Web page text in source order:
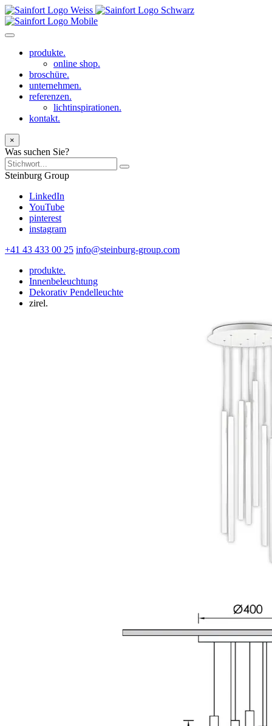
produkte.
online shop.
broschüre.
unternehmen.
referenzen.
lichtinspirationen.
kontakt.
×
Was suchen Sie?
Steinburg Group
LinkedIn
YouTube
pinterest
instagram
+41 43 433 00 25 info@steinburg-group.com
produkte.
Innenbeleuchtung
Dekorativ Pendelleuchte
zirel.